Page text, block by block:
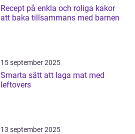
Recept på enkla och roliga kakor
att baka tillsammans med barnen
15 september 2025
Smarta sätt att laga mat med
leftovers
13 september 2025